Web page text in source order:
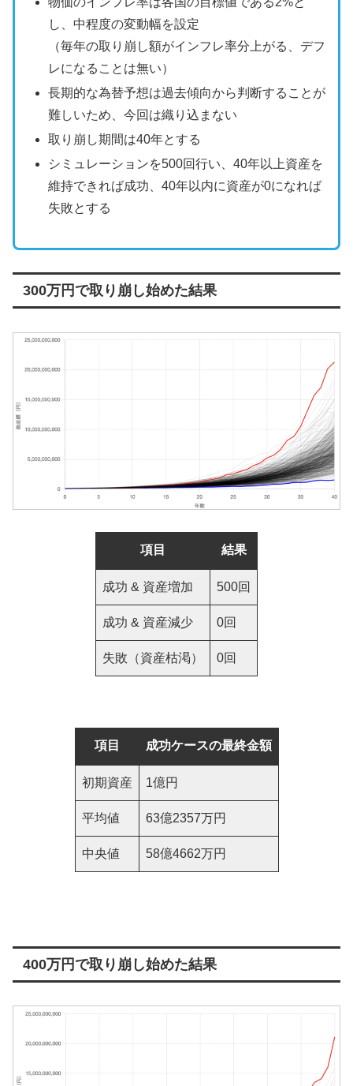
し、中程度の変動幅を設定
（毎年の取り崩し額がインフレ率分上がる、デフ
レになることは無い）
長期的な為替予想は過去傾向から判断することが
難しいため、今回は織り込まない
取り崩し期間は40年とする
シミュレーションを500回行い、40年以上資産を
維持できれば成功、40年以内に資産が0になれば
失敗とする
300万円で取り崩し始めた結果
項目 結果
成功 & 資産増加 500回
成功 & 資産減少 0回
失敗（資産枯渇） 0回
項目 成功ケースの最終金額
初期資産 1億円
平均値 63億2357万円
中央値 58億4662万円
400万円で取り崩し始めた結果